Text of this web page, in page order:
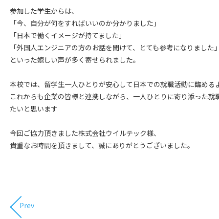
参加した学生からは、
「今、自分が何をすればいいのか分かりました」
「日本で働くイメージが持てました」
「外国人エンジニアの方のお話を聞けて、とても参考になりました」
といった嬉しい声が多く寄せられました。
本校では、留学生一人ひとりが安心して日本での就職活動に臨める
これからも企業の皆様と連携しながら、一人ひとりに寄り添った就
たいと思います
今回ご協力頂きました株式会社ウイルテック様、
貴重なお時間を頂きまして、誠にありがとうございました。
Prev